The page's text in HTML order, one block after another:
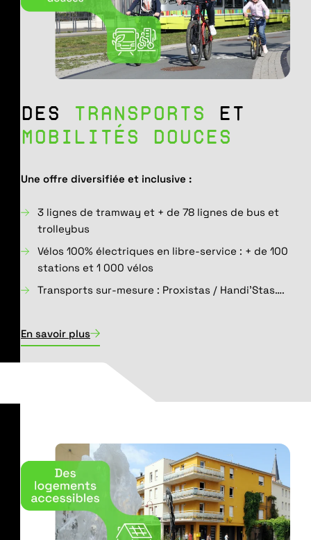
DES TRANSPORTS ET
MOBILITÉS DOUCES
Une offre diversifiée et inclusive :
3 lignes de tramway et + de 78 lignes de bus et
trolleybus
Vélos 100% électriques en libre-service : + de 100
stations et 1 000 vélos
Transports sur-mesure : Proxistas / Handi’Stas….
En savoir plus